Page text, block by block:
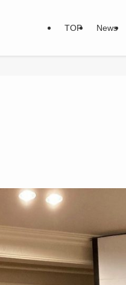
TOP News